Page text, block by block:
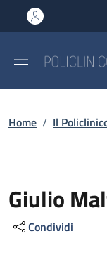
al contenuto
to footer content
Briciole
Home / Il
Giulio
Condividi